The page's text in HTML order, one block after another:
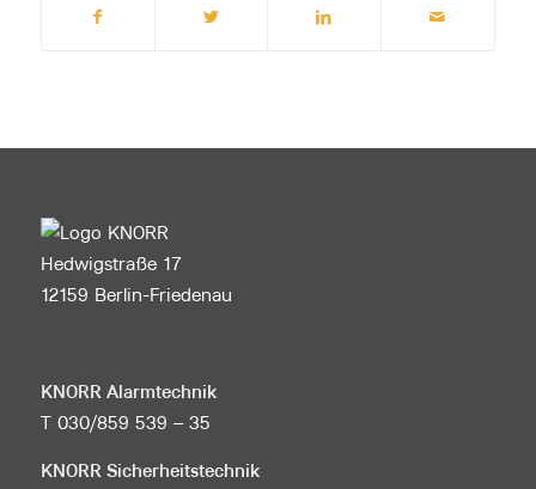
Hedwigstraße 17
12159 Berlin-Friedenau
KNORR Alarmtechnik
T 030/859 539 – 35
KNORR Sicherheitstechnik